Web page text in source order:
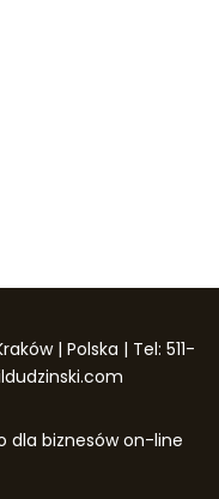
| Polska | Tel: 511-
dla biznesów on-line